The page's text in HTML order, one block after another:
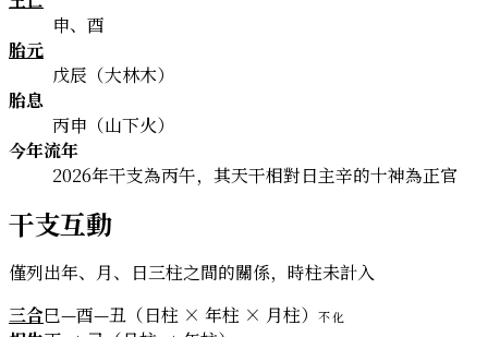
申、酉
胎元
戊辰（大林木）
胎息
丙申（山下火）
今年流年
2026年干支為丙午，其天干相對日主辛的十神為正官
干支互動
僅列出年、月、日三柱之間的關係，時柱未計入
三合巳—酉—丑（日柱 × 年柱 × 月柱） 不化